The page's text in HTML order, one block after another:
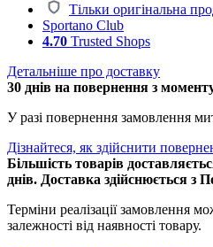
Тільки оригінальна
Sportano Club
4.70 Trusted Shops
Детальніше про доставку
30 днів на повернення з
У разі повернення замовлення
Дізнайтеся, як здійснити
Більшість товарів
днів. Доставка здійснюється з
Терміни реалізації замовлення
залежності від наявності товару.